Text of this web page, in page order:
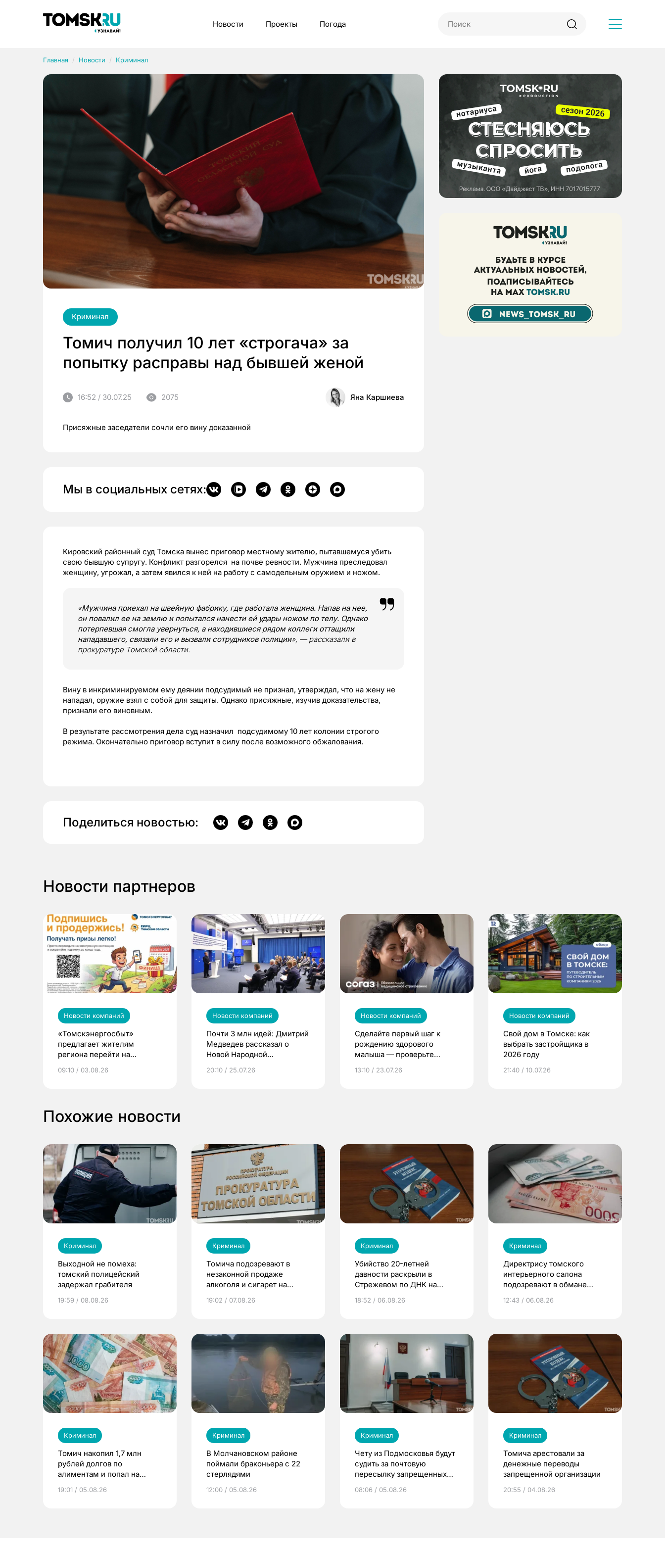
Новости Проекты Погода
Главная Новости Криминал
Криминал
Томич получил 10 лет «строгача» за
попытку расправы над бывшей женой
16:52 / 30.07.25 2075 Яна Каршиева
Присяжные заседатели сочли его вину доказанной
Мы в социальных сетях:
Кировский районный суд Томска вынес приговор местному жителю, пытавшемуся убить
свою бывшую супругу. Конфликт разгорелся на почве ревности. Мужчина преследовал
женщину, угрожал, а затем явился к ней на работу с самодельным оружием и ножом.
«Мужчина приехал на швейную фабрику, где работала женщина. Напав на нее,
он повалил ее на землю и попытался нанести ей удары ножом по телу. Однако
потерпевшая смогла увернуться, а находившиеся рядом коллеги оттащили
нападавшего, связали его и вызвали сотрудников полиции», — рассказали в
прокуратуре Томской области.
Вину в инкриминируемом ему деянии подсудимый не признал, утверждал, что на жену не
нападал, оружие взял с собой для защиты. Однако присяжные, изучив доказательства,
признали его виновным.
В результате рассмотрения дела суд назначил подсудимому 10 лет колонии строгого
режима. Окончательно приговор вступит в силу после возможного обжалования.
Поделиться новостью:
Новости партнеров
Новости компаний
«Томскэнергосбыт»
предлагает жителям
региона перейти на
выиграть призы
09:10 / 03.08.26
Новости компаний
Почти 3 млн идей: Дмитрий
Медведев рассказал о
Новой Народной
20:10 / 25.07.26
Новости компаний
Сделайте первый шаг к
рождению здорового
малыша — проверьте
по ОМС!
13:10 / 23.07.26
Новости компаний
Свой дом в Томске: как
выбрать застройщика в
2026 году
21:40 / 10.07.26
Похожие новости
Криминал
Выходной не помеха:
томский полицейский
задержал грабителя
19:59 / 08.08.26
Криминал
Томича подозревают в
незаконной продаже
алкоголя и сигарет на
рублей
19:02 / 07.08.26
Криминал
Убийство 20-летней
давности раскрыли в
Стрежевом по ДНК на
18:52 / 06.08.26
Криминал
Директрису томского
интерьерного салона
подозревают в обмане
12:43 / 06.08.26
Криминал
Томич накопил 1,7 млн
рублей долгов по
алиментам и попал на
19:01 / 05.08.26
Криминал
В Молчановском районе
поймали браконьера с 22
стерлядями
12:00 / 05.08.26
Криминал
Чету из Подмосковья будут
судить за почтовую
пересылку запрещенных
08:06 / 05.08.26
Криминал
Томича арестовали за
денежные переводы
запрещенной организации
20:55 / 04.08.26
Рубрики